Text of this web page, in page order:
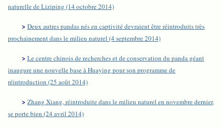
naturelle de Liziping (14 octobre 2014)
> Deux autres pandas nés en captivité devraient être réintroduits très
prochainement dans le milieu naturel (4 septembre 2014)
> Le centre chinois de recherches et de conservation du panda géant
inaugure une nouvelle base à Huaying pour son programme de
réintroduction (25 août 2014)
> Zhang Xiang, réintroduite dans le milieu naturel en novembre dernier,
se porte bien (24 avril 2014)